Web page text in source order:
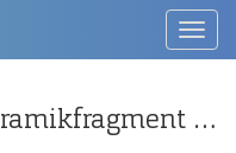
Attisch-rotfiguriges Keramikfragment mit Mann und Stab